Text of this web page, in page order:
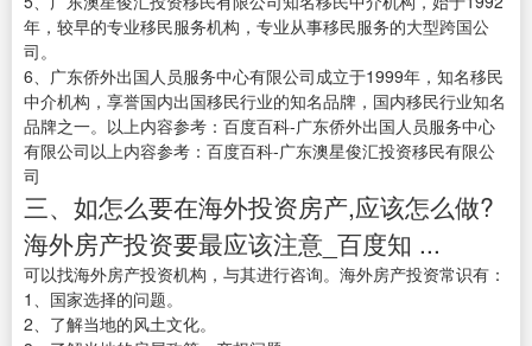
年，较早的专业移民服务机构，专业从事移民服务的大型跨国公
司。
6、广东侨外出国人员服务中心有限公司成立于1999年，知名移民
中介机构，享誉国内出国移民行业的知名品牌，国内移民行业知名
品牌之一。以上内容参考：百度百科-广东侨外出国人员服务中心
有限公司以上内容参考：百度百科-广东澳星俊汇投资移民有限公
司
三、如怎么要在海外投资房产,应该怎么做?
海外房产投资要最应该注意_百度知 ...
可以找海外房产投资机构，与其进行咨询。海外房产投资常识有：
1、国家选择的问题。
2、了解当地的风土文化。